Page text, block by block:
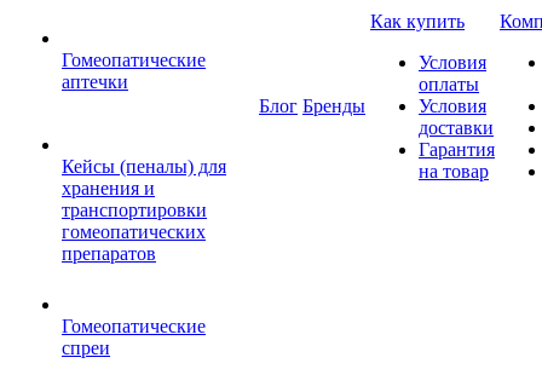
Гомеопатические
аптечки
Кейсы (пеналы) для
хранения и
транспортировки
гомеопатических
препаратов
Гомеопатические
спреи
Блог Бренды
Как купить
Условия
оплаты
Условия
доставки
Гарантия
на товар